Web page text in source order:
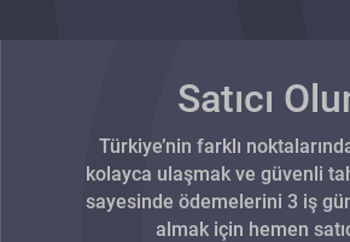
Satıcı
Türkiye’nin farklı
kolayca ulaşmak ve güvenli
sayesinde ödemelerini 3 iş
almak için hemen